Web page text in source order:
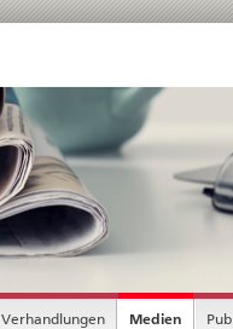
Verhandlungen Medien